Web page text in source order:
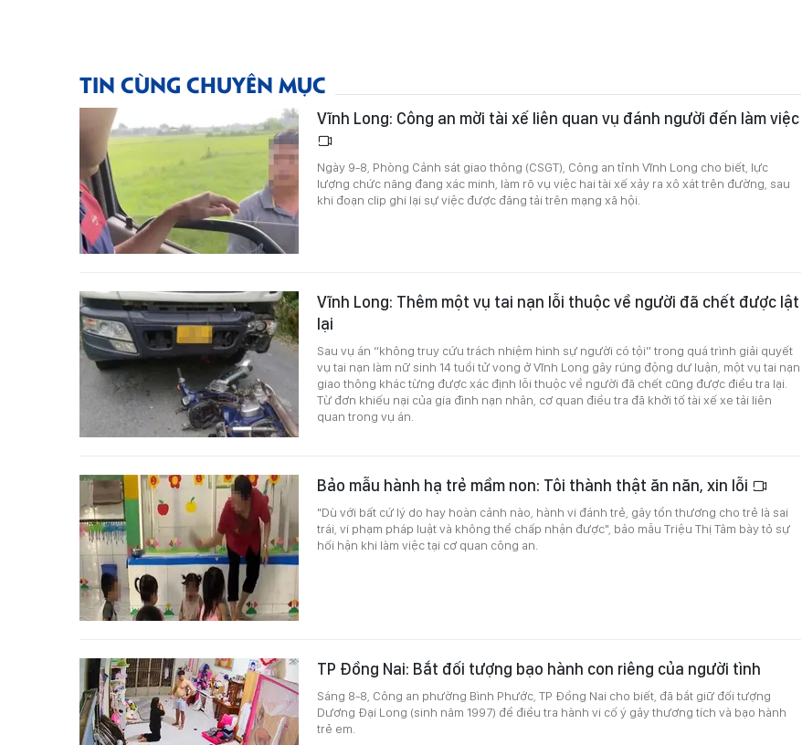
TIN CÙNG CHUYÊN MỤC
Vĩnh Long: Công an mời tài xế liên quan vụ đánh người đến làm việc
Ngày 9-8, Phòng Cảnh sát giao thông (CSGT), Công an tỉnh Vĩnh Long cho biết, lực
lượng chức năng đang xác minh, làm rõ vụ việc hai tài xế xảy ra xô xát trên đường, sau
khi đoạn clip ghi lại sự việc được đăng tải trên mạng xã hội.
Vĩnh Long: Thêm một vụ tai nạn lỗi thuộc về người đã chết được lật
lại
Sau vụ án “không truy cứu trách nhiệm hình sự người có tội” trong quá trình giải quyết
vụ tai nạn làm nữ sinh 14 tuổi tử vong ở Vĩnh Long gây rúng động dư luận, một vụ tai nạn
giao thông khác từng được xác định lỗi thuộc về người đã chết cũng được điều tra lại.
Từ đơn khiếu nại của gia đình nạn nhân, cơ quan điều tra đã khởi tố tài xế xe tải liên
quan trong vụ án.
Bảo mẫu hành hạ trẻ mầm non: Tôi thành thật ăn năn, xin lỗi
"Dù với bất cứ lý do hay hoàn cảnh nào, hành vi đánh trẻ, gây tổn thương cho trẻ là sai
trái, vi phạm pháp luật và không thể chấp nhận được", bảo mẫu Triệu Thị Tâm bày tỏ sự
hối hận khi làm việc tại cơ quan công an.
TP Đồng Nai: Bắt đối tượng bạo hành con riêng của người tình
Sáng 8-8, Công an phường Bình Phước, TP Đồng Nai cho biết, đã bắt giữ đối tượng
Dương Đại Long (sinh năm 1997) để điều tra hành vi cố ý gây thương tích và bạo hành
trẻ em.